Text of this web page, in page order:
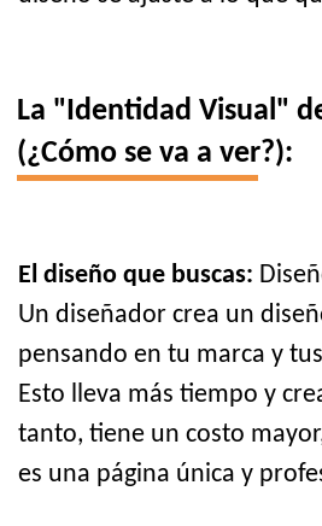
La "Identidad Visual"
(¿Cómo se va a ver?):
El diseño que buscas:
Un diseñador crea un
pensando en tu marca y
Esto lleva más tiempo y
tanto, tiene un costo
es una página única y